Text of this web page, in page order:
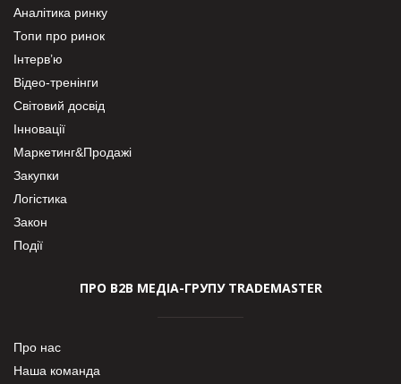
Аналітика ринку
Топи про ринок
Інтерв’ю
Відео-тренінги
Світовий досвід
Інновації
Маркетинг&Продажі
Закупки
Логістика
Закон
Події
ПРО В2В МЕДІА-ГРУПУ TRADEMASTER
Про нас
Наша команда